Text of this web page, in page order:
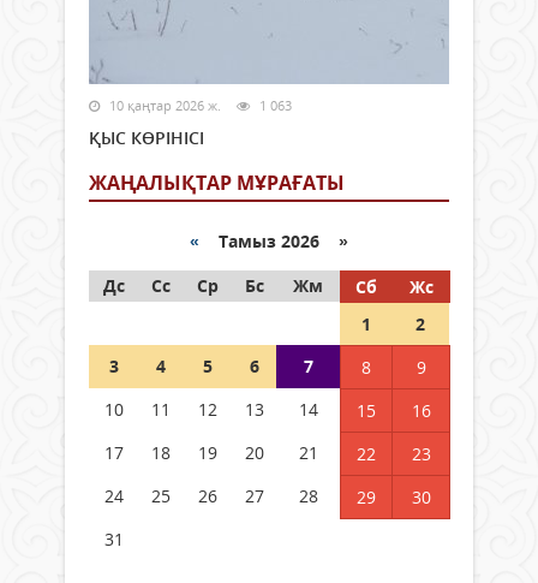
10 қаңтар 2026 ж. 1 063
ҚЫС КӨРІНІСІ
ЖАҢАЛЫҚТАР МҰРАҒАТЫ
« Тамыз 2026 »
Дс
Сс Ср Бс Жм Сб
Жс
1
2
3
4 5 6 7 8
9
10
11 12 13 14 15
16
17
18 19 20 21 22
23
24
25 26 27 28 29
30
31